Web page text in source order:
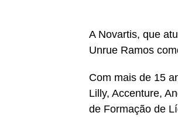
A Novartis, que
Unrue Ramos
Com mais de 15
Lilly, Accenture,
de Formação de